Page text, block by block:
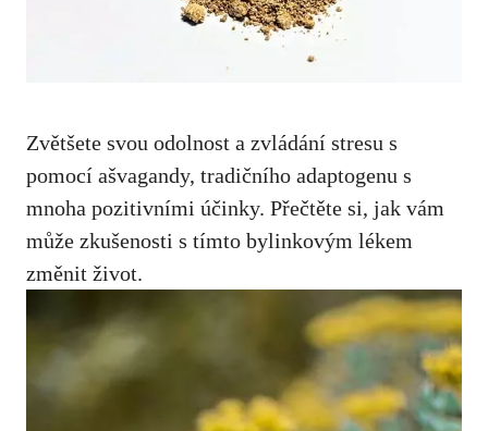
Zvětšete svou odolnost a zvládání stresu s
pomocí ašvagandy, tradičního adaptogenu s
mnoha pozitivními účinky. Přečtěte si, jak vám
může zkušenosti s‍ tímto bylinkovým lékem
⁤změnit život.